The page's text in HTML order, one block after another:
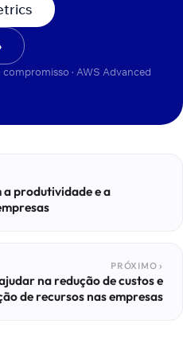
compromisso · AWS Advanced
a produtividade e a
PRÓXIMO ›
na redução de custos e
de recursos nas empresas